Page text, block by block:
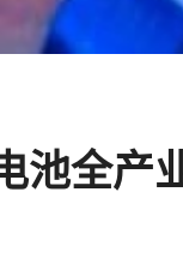
池全产